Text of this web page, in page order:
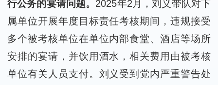
行公务的宴请问题。 2025年2月，刘义带队对下
属单位开展年度目标责任考核期间，违规接受
多个被考核单位在单位内部食堂、酒店等场所
安排的宴请，并饮用酒水，相关费用由被考核
单位有关人员支付。刘义受到党内严重警告处